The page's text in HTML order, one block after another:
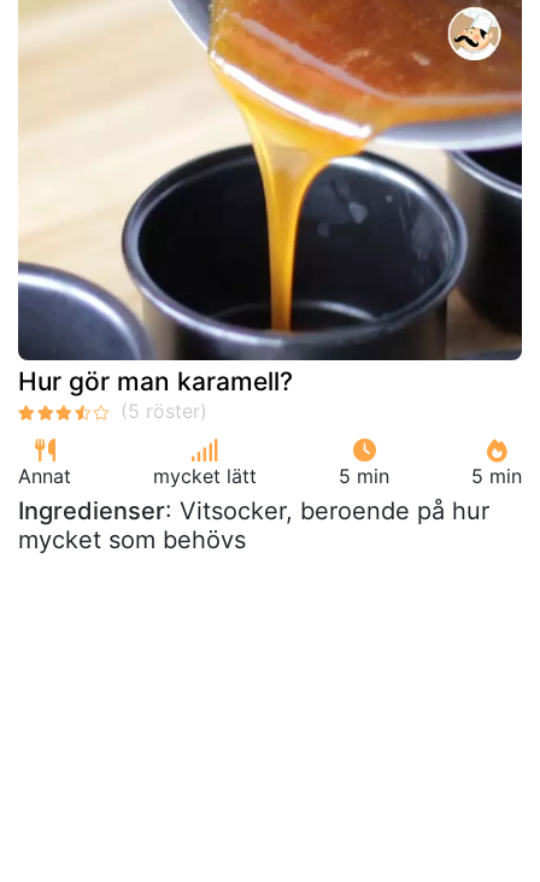
Hur gör man karamell?
Annat mycket lätt 5 min 5 min
Ingredienser: Vitsocker, beroende på hur
mycket som behövs